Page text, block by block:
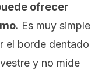
ofrecer
Es muy simple
el borde dentado
y no mide